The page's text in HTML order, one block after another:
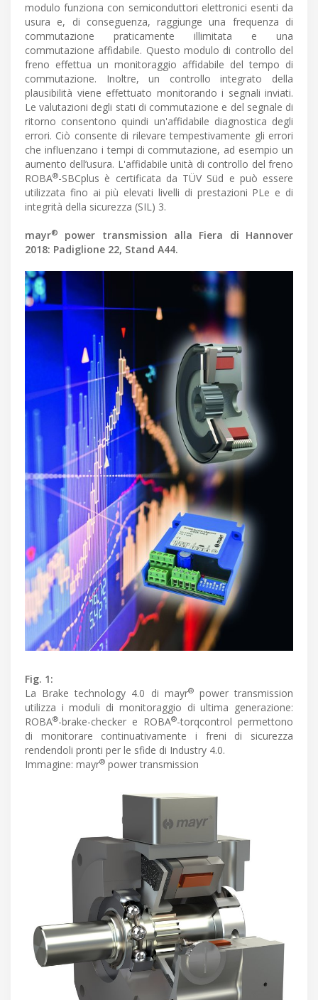
modulo funziona con semiconduttori elettronici esenti da
usura e, di conseguenza, raggiunge una frequenza di
commutazione praticamente illimitata e una
commutazione affidabile. Questo modulo di controllo del
freno effettua un monitoraggio affidabile del tempo di
commutazione. Inoltre, un controllo integrato della
plausibilità viene effettuato monitorando i segnali inviati.
Le valutazioni degli stati di commutazione e del segnale di
ritorno consentono quindi un'affidabile diagnostica degli
errori. Ciò consente di rilevare tempestivamente gli errori
che influenzano i tempi di commutazione, ad esempio un
aumento dell’usura. L'affidabile unità di controllo del freno
ROBA®-SBCplus è certificata da TÜV Süd e può essere
utilizzata fino ai più elevati livelli di prestazioni PLe e di
integrità della sicurezza (SIL) 3.
mayr®
power transmission alla Fiera di Hannover
2018: Padiglione 22, Stand A44.
Fig. 1:
La Brake technology 4.0 di mayr®power transmission
utilizza i moduli di monitoraggio di ultima generazione:
ROBA®-brake-checker e ROBA®-torqcontrol permettono
di monitorare continuativamente i freni di sicurezza
rendendoli pronti per le sfide di Industry 4.0.
Immagine: mayr® power transmission